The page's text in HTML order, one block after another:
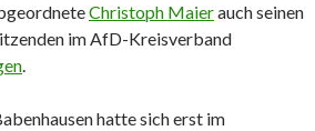
Christoph Maierauch seinen
im AfD-Kreisverband
.
hatte sich erst im